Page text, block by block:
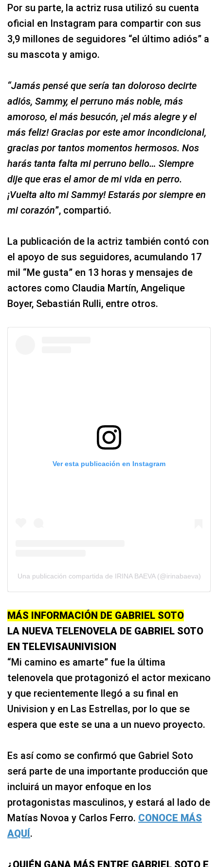
Por su parte, la actriz rusa utilizó su cuenta
oficial en Instagram para compartir con sus
3,9 millones de seguidores “el último adiós” a
su mascota y amigo.
“Jamás pensé que sería tan doloroso decirte
adiós, Sammy, el perruno más noble, más
amoroso, el más besucón, ¡el más alegre y el
más feliz! Gracias por este amor incondicional,
gracias por tantos momentos hermosos. Nos
harás tanta falta mi perruno bello… Siempre
dije que eras el amor de mi vida en perro.
¡Vuelta alto mi Sammy! Estarás por siempre en
mi corazón”, compartió.
La publicación de la actriz también contó con
el apoyo de sus seguidores, acumulando 17
mil “Me gusta” en 13 horas y mensajes de
actores como Claudia Martín, Angelique
Boyer, Sebastián Rulli, entre otros.
Ver esta publicación en Instagram
Una publicación compartida de IRINA BAEVA (@irinabaeva)
MÁS INFORMACIÓN DE GABRIEL SOTO
LA NUEVA TELENOVELA DE GABRIEL SOTO
EN TELEVISAUNIVISION
“Mi camino es amarte” fue la última
telenovela que protagonizó el actor mexicano
y que recientemente llegó a su final en
Univision y en Las Estrellas, por lo que se
espera que este se una a un nuevo proyecto.
Es así como se confirmó que Gabriel Soto
será parte de una importante producción que
incluirá un mayor enfoque en los
protagonistas masculinos, y estará al lado de
Matías Novoa y Carlos Ferro. CONOCE MÁS
AQUÍ.
¿QUIÉN GANA MÁS ENTRE GABRIEL SOTO E